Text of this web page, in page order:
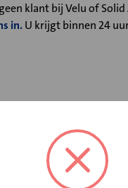
klant bij Velu of Solid
in.U krijgt binnen 24